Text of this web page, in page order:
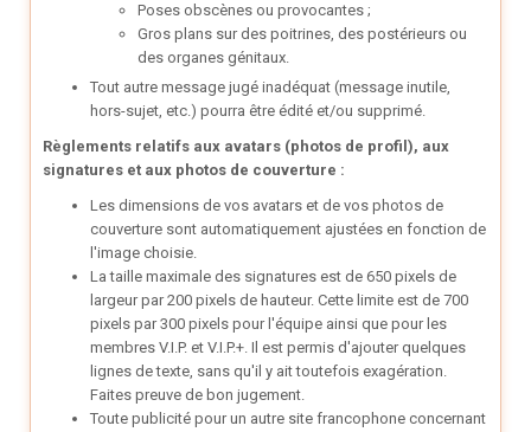
Poses obscènes ou provocantes ;
Gros plans sur des poitrines, des postérieurs ou
des organes génitaux.
Tout autre message jugé inadéquat (message inutile,
hors-sujet, etc.) pourra être édité et/ou supprimé.
Règlements relatifs aux avatars (photos de profil), aux
signatures et aux photos de couverture :
Les dimensions de vos avatars et de vos photos de
couverture sont automatiquement ajustées en fonction de
l'image choisie.
La taille maximale des signatures est de 650 pixels de
largeur par 200 pixels de hauteur. Cette limite est de 700
pixels par 300 pixels pour l'équipe ainsi que pour les
membres V.I.P. et V.I.P.+. Il est permis d'ajouter quelques
lignes de texte, sans qu'il y ait toutefois exagération.
Faites preuve de bon jugement.
Toute publicité pour un autre site francophone concernant